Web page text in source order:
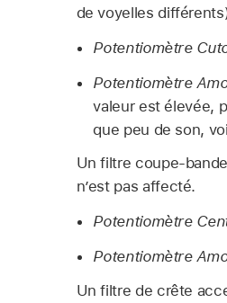
de voyelles
Potentiomètre
Potentiomètre
valeur est élevée,
que peu de son,
Un filtre coupe-
n’est pas affecté.
Potentiomètre
Potentiomètre
Un filtre de crête